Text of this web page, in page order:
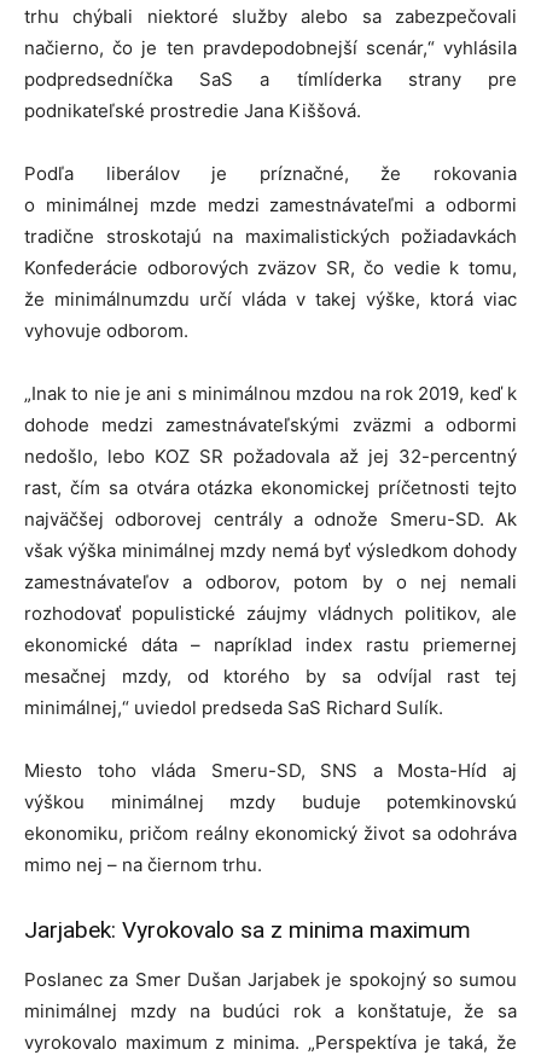
trhu chýbali niektoré služby alebo sa zabezpečovali
načierno, čo je ten pravdepodobnejší scenár,“ vyhlásila
podpredsedníčka SaS a tímlíderka strany pre
podnikateľské prostredie Jana Kiššová.
Podľa liberálov je príznačné, že rokovania
o minimálnej mzde medzi zamestnávateľmi a odbormi
tradične stroskotajú na maximalistických požiadavkách
Konfederácie odborových zväzov SR, čo vedie k tomu,
že minimálnumzdu určí vláda v takej výške, ktorá viac
vyhovuje odborom.
„Inak to nie je ani s minimálnou mzdou na rok 2019, keď k
dohode medzi zamestnávateľskými zväzmi a odbormi
nedošlo, lebo KOZ SR požadovala až jej 32-percentný
rast, čím sa otvára otázka ekonomickej príčetnosti tejto
najväčšej odborovej centrály a odnože Smeru-SD. Ak
však výška minimálnej mzdy nemá byť výsledkom dohody
zamestnávateľov a odborov, potom by o nej nemali
rozhodovať populistické záujmy vládnych politikov, ale
ekonomické dáta – napríklad index rastu priemernej
mesačnej mzdy, od ktorého by sa odvíjal rast tej
minimálnej,“ uviedol predseda SaS Richard Sulík.
Miesto toho vláda Smeru-SD, SNS a Mosta-Híd aj
výškou minimálnej mzdy buduje potemkinovskú
ekonomiku, pričom reálny ekonomický život sa odohráva
mimo nej – na čiernom trhu.
Jarjabek: Vyrokovalo sa z minima maximum
Poslanec za Smer Dušan Jarjabek je spokojný so sumou
minimálnej mzdy na budúci rok a konštatuje, že sa
vyrokovalo maximum z minima. „Perspektíva je taká, že